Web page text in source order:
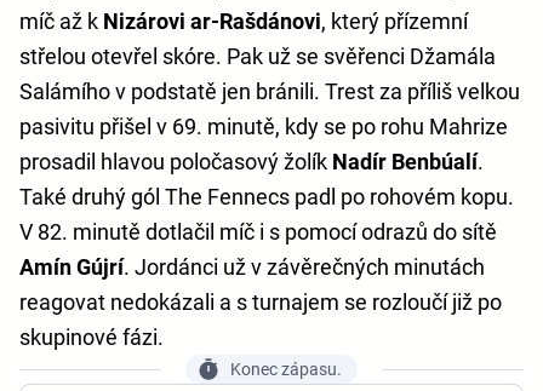
míč až k Nizárovi ar-Rašdánovi, který přízemní
střelou otevřel skóre. Pak už se svěřenci Džamála
Salámího v podstatě jen bránili. Trest za příliš velkou
pasivitu přišel v 69. minutě, kdy se po rohu Mahrize
prosadil hlavou poločasový žolík Nadír Benbúalí.
Také druhý gól The Fennecs padl po rohovém kopu.
V 82. minutě dotlačil míč i s pomocí odrazů do sítě
Amín Gújrí. Jordánci už v závěrečných minutách
reagovat nedokázali a s turnajem se rozloučí již po
skupinové fázi.
Konec zápasu.